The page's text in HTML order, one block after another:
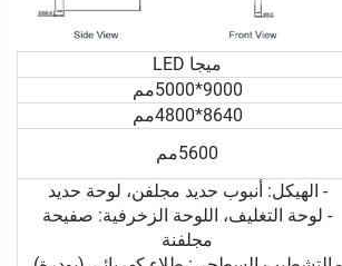
ميجا LED
9000*5000مم
8640*4800مم
5600مم
- الهيكل: أنبوب حديد مجلفن، لوحة حديد
- لوحة التغليف، اللوحة الزخرفية: صفيحة
مجلفنة